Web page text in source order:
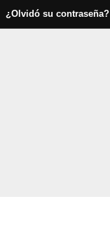
¿Olvidó su contraseña?